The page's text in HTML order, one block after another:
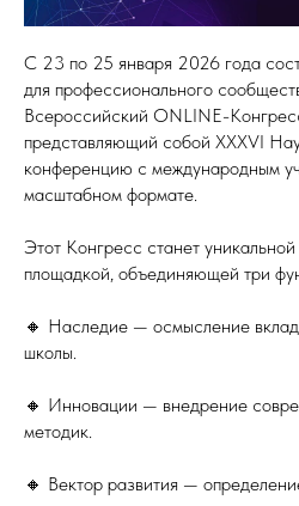
С 23 по 25 января 2026 года
для профессионального
Всероссийский ONLINE-
представляющий собой XXXVI
конференцию с международным
масштабном формате.
Этот Конгресс станет уникальной
площадкой, объединяющей три
🔸 Наследие — осмысление
школы.
🔸 Инновации — внедрение
методик.
🔸 Вектор развития —